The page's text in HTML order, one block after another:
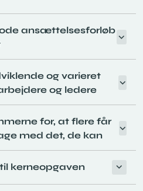
ansættelsesforløb
og varieret
og ledere
for, at flere får
med det, de kan
kerneopgaven